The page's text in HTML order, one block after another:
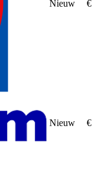
Nieuw
Nieuw